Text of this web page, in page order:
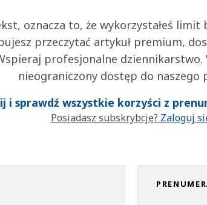
oznacza to, że wykorzystałeś limit
przeczytać artykuł premium,
profesjonalne dziennikarstwo.
nieograniczony dostęp do naszego
i sprawdź wszystkie korzyści z
Posiadasz subskrybcję? Zaloguj